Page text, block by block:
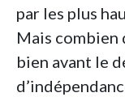
par les plus
Mais combien
bien avant le